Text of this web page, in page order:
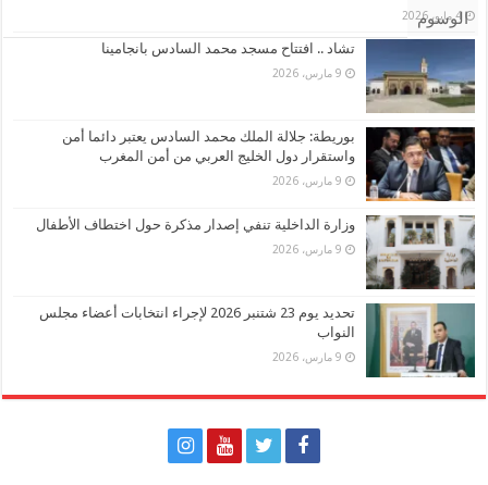
الوسوم
4 مايو، 2026
تشاد .. افتتاح مسجد محمد السادس بانجامينا
9 مارس، 2026
بوريطة: جلالة الملك محمد السادس يعتبر دائما أمن
واستقرار دول الخليج العربي من أمن المغرب
9 مارس، 2026
وزارة الداخلية تنفي إصدار مذكرة حول اختطاف الأطفال
9 مارس، 2026
تحديد يوم 23 شتنبر 2026 لإجراء انتخابات أعضاء مجلس
النواب
9 مارس، 2026